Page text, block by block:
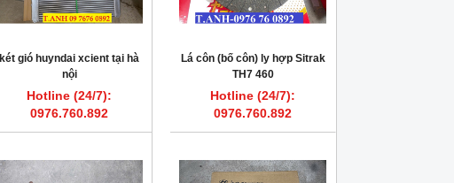
két gió huyndai xcient tại hà
nội
Hotline (24/7):
0976.760.892
Lá côn (bố côn) ly hợp Sitrak
TH7 460
Hotline (24/7):
0976.760.892